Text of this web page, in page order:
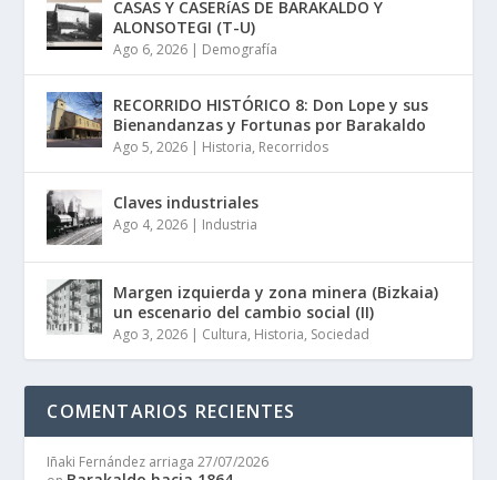
CASAS Y CASERíAS DE BARAKALDO Y
ALONSOTEGI (T-U)
Ago 6, 2026 | Demografía
RECORRIDO HISTÓRICO 8: Don Lope y sus
Bienandanzas y Fortunas por Barakaldo
Ago 5, 2026 | Historia, Recorridos
Claves industriales
Ago 4, 2026 | Industria
Margen izquierda y zona minera (Bizkaia)
un escenario del cambio social (II)
Ago 3, 2026 | Cultura, Historia, Sociedad
COMENTARIOS RECIENTES
Iñaki Fernández arriaga 27/07/2026